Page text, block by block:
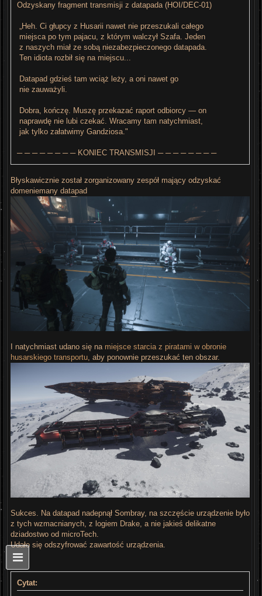
Odzyskany fragment transmisji z datapada (HOI/DEC-01)
„Heh. Ci głupcy z Husarii nawet nie przeszukali całego
miejsca po tym pajacu, z którym walczył Szafa. Jeden
z naszych miał ze sobą niezabezpieczonego datapada.
Ten idiota rozbił się na miejscu...
Datapad gdzieś tam wciąż leży, a oni nawet go
nie zauważyli.
Dobra, kończę. Muszę przekazać raport odbiorcy — on
naprawdę nie lubi czekać. Wracamy tam natychmiast,
jak tylko załatwimy Gandziosa."
─ ─ ─ ─ ─ ─ ─ ─ KONIEC TRANSMISJI ─ ─ ─ ─ ─ ─ ─ ─
Błyskawicznie został zorganizowany zespół mający odzyskać
domeniemany datapad
I natychmiast udano się na miejsce starcia z piratami w obronie
husarskiego transportu, aby ponownie przeszukać ten obszar.
Sukces. Na datapad nadepnął Sombray, na szczęście urządzenie było
z tych wzmacnianych, z logiem Drake, a nie jakieś delikatne
dziadostwo od microTech.
Udało się odszyfrować zawartość urządzenia.
Cytat: